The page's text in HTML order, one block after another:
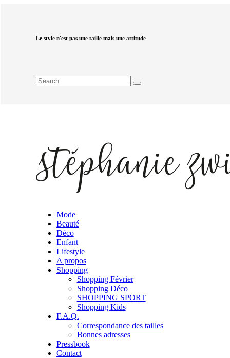
Le style n'est pas une taille mais une attitude
Mode
Beauté
Déco
Enfant
Lifestyle
A propos
Shopping
Shopping Février
Shopping Déco
SHOPPING SPORT
Shopping Kids
F.A.Q.
Correspondance des tailles
Bonnes adresses
Pressbook
Contact